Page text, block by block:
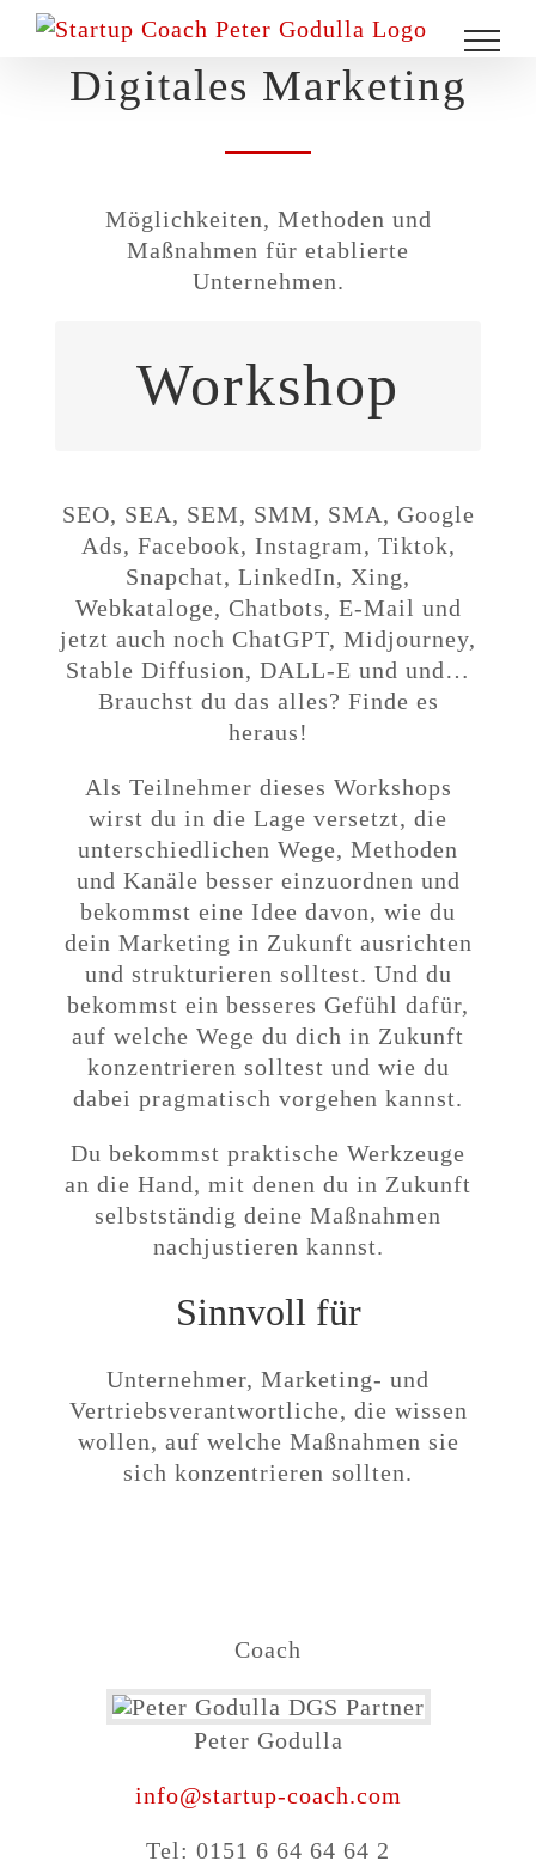
Zum
Inhalt
springenDigitales Marketing
Möglichkeiten, Methoden und
Maßnahmen für etablierte
Unternehmen.
Workshop
Dieser Workshop ist besonders
interessant für
möchten.
SEO, SEA, SEM, SMM, SMA, Google
Ads, Facebook, Instagram, Tiktok,
Snapchat, LinkedIn, Xing,
Webkataloge, Chatbots, E-Mail und
jetzt auch noch ChatGPT, Midjourney,
Stable Diffusion, DALL-E und und…
Brauchst du das alles? Finde es
heraus!
Als Teilnehmer dieses Workshops
wirst du in die Lage versetzt, die
unterschiedlichen Wege, Methoden
und Kanäle besser einzuordnen und
bekommst eine Idee davon, wie du
dein Marketing in Zukunft ausrichten
und strukturieren solltest. Und du
bekommst ein besseres Gefühl dafür,
auf welche Wege du dich in Zukunft
konzentrieren solltest und wie du
dabei pragmatisch vorgehen kannst.
Du bekommst praktische Werkzeuge
an die Hand, mit denen du in Zukunft
selbstständig deine Maßnahmen
nachjustieren kannst.
Sinnvoll für
Unternehmer, Marketing- und
Vertriebsverantwortliche, die wissen
wollen, auf welche Maßnahmen sie
sich konzentrieren sollten.
Coach
Peter Godulla
info@startup-coach.com
Tel: 0151 6 64 64 64 2